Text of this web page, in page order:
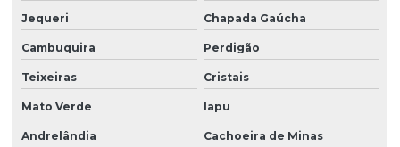
Jequeri Chapada Gaúcha
Cambuquira Perdigão
Teixeiras Cristais
Mato Verde Iapu
Andrelândia Cachoeira de Minas